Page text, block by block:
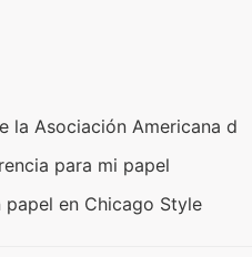
la Asociación Americana d
para mi papel
en Chicago Style